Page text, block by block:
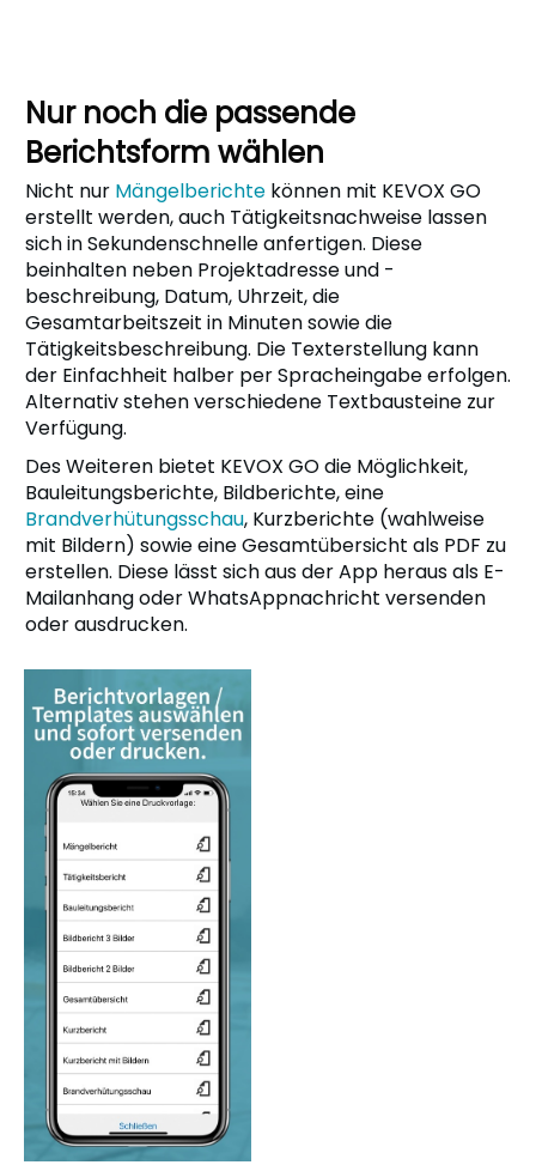
Nur noch die passende
Berichtsform wählen
Nicht nur Mängelberichte können mit KEVOX GO
erstellt werden, auch Tätigkeitsnachweise lassen
sich in Sekundenschnelle anfertigen. Diese
beinhalten neben Projektadresse und -
beschreibung, Datum, Uhrzeit, die
Gesamtarbeitszeit in Minuten sowie die
Tätigkeitsbeschreibung. Die Texterstellung kann
der Einfachheit halber per Spracheingabe erfolgen.
Alternativ stehen verschiedene Textbausteine zur
Verfügung.
Des Weiteren bietet KEVOX GO die Möglichkeit,
Bauleitungsberichte, Bildberichte, eine
Brandverhütungsschau, Kurzberichte (wahlweise
mit Bildern) sowie eine Gesamtübersicht als PDF zu
erstellen. Diese lässt sich aus der App heraus als E-
Mailanhang oder WhatsAppnachricht versenden
oder ausdrucken.